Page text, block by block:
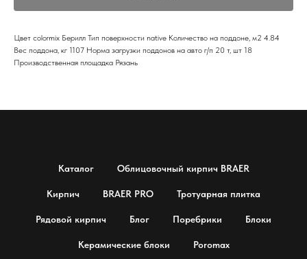
Цвет colormix Берилл Тип поверхности native Количество на поддоне, м2 4.84
Вес поддона, кг 1107 Норма загрузки поддонов на авто г/п 20 т, шт 18
Производственная площадка Рязань
Каталог Облицовочный кирпич BRAER
Кирпич BRAER PRO Тротуарная плитка
Рядовой кирпич Блог Поребрики Блоки
Керамические блоки Poromax